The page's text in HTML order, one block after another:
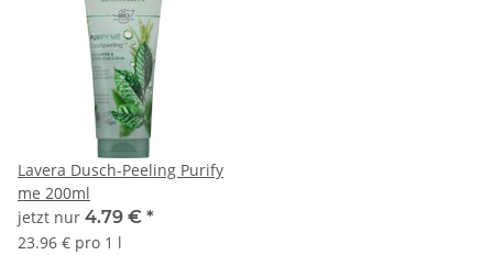
Lavera Dusch-Peeling Purify
me 200ml
jetzt nur 4.79 € *
23.96 € pro 1 l